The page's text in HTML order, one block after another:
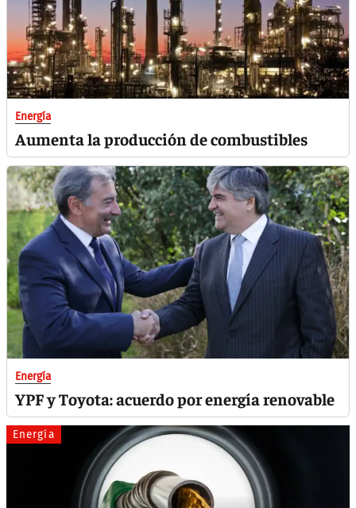
Energía
Aumenta la producción de combustibles
Energía
YPF y Toyota: acuerdo por energía renovable
Energía